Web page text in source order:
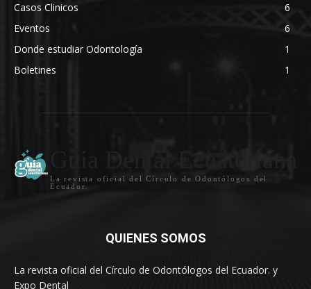
Casos Clinicos
6
Eventos
6
Donde estudiar Odontología
1
Boletines
1
Guia Dental Ecuatoriana
La revista oficial del Círculo de Odontólogos del
Ecuador.
QUIENES SOMOS
La revista oficial del Círculo de Odontólogos del Ecuador. y
Expo Dental